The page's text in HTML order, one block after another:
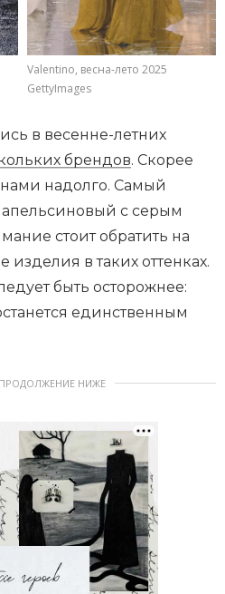
Valentino, весна-лето 2025
GettyImages
в весенне-летних
брендов. Скорее
нами надолго. Самый
с серым
стоит обратить на
в таких оттенках.
быть осторожнее:
единственным
НИЖЕ